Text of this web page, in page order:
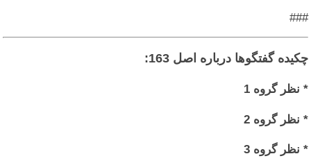
###
چکیده گفتگوها درباره اصل 163:
* نظر گروه 1
* نظر گروه 2
* نظر گروه 3